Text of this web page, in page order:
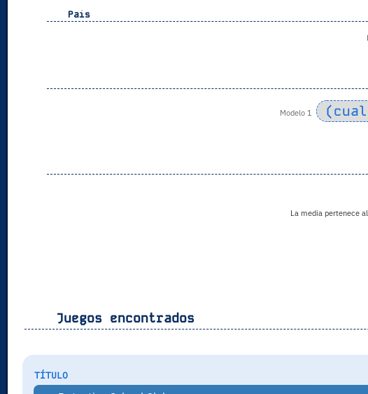
Pais
Modelo 1
La media pertenece
Juegos encontrados
TÍTULO